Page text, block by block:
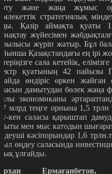
және жаңа жұмыс
стратегиялық
Қазір аймақта қуаты
жүйесімен
жүріп жатыр. Бұл
Қазақстандағы ең ірі
сала кетейік,
қуатының 42 пайызы
өндіріс өркен жайған
дамытудан бөлек жаңа
экономиканы
млрд теңге орнына 1,5 трлн
кен саласы қарыштап
мен мыс катодын
кәсіпорындар 1,6
өңдеу саласында
ұлғайды.